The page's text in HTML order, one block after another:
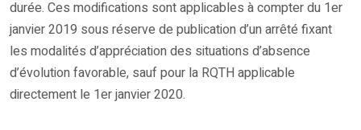
durée. Ces modifications sont applicables à compter du 1er
janvier 2019 sous réserve de publication d’un arrêté fixant
les modalités d’appréciation des situations d’absence
d’évolution favorable, sauf pour la RQTH applicable
directement le 1er janvier 2020.